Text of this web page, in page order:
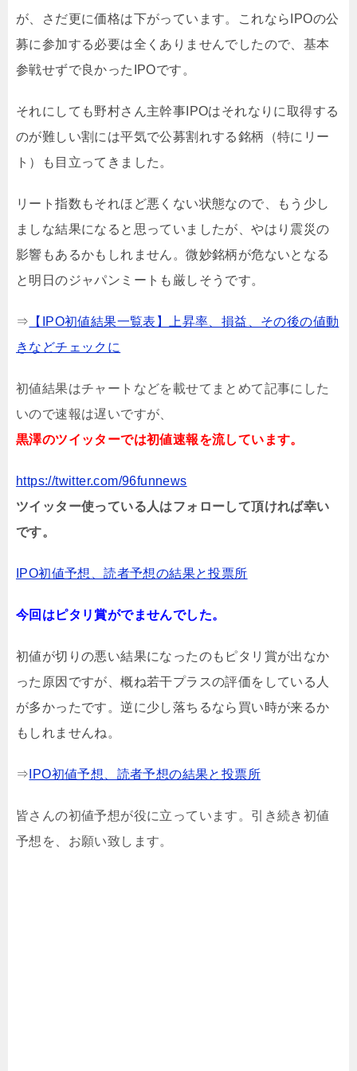
が、さだ更に価格は下がっています。これならIPOの公
募に参加する必要は全くありませんでしたので、基本
参戦せずで良かったIPOです。
それにしても野村さん主幹事IPOはそれなりに取得する
のが難しい割には平気で公募割れする銘柄（特にリー
ト）も目立ってきました。
リート指数もそれほど悪くない状態なので、もう少し
ましな結果になると思っていましたが、やはり震災の
影響もあるかもしれません。微妙銘柄が危ないとなる
と明日のジャパンミートも厳しそうです。
⇒ 【IPO初値結果一覧表】上昇率、損益、その後の値動
きなどチェックに
初値結果はチャートなどを載せてまとめて記事にした
いので速報は遅いですが、
黒澤のツイッターでは初値速報を流しています。
https://twitter.com/96funnews
ツイッター使っている人はフォローして頂ければ幸い
です。
IPO初値予想、読者予想の結果と投票所
今回はピタリ賞がでませんでした。
初値が切りの悪い結果になったのもピタリ賞が出なか
った原因ですが、概ね若干プラスの評価をしている人
が多かったです。逆に少し落ちるなら買い時が来るか
もしれませんね。
⇒ IPO初値予想、読者予想の結果と投票所
皆さんの初値予想が役に立っています。引き続き初値
予想を、お願い致します。